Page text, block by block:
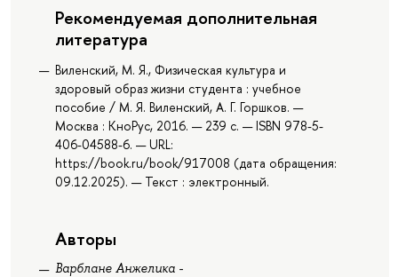
Рекомендуемая дополнительная
литература
Виленский, М. Я., Физическая культура и
здоровый образ жизни студента : учебное
пособие / М. Я. Виленский, А. Г. Горшков. —
Москва : КноРус, 2016. — 239 с. — ISBN 978-5-
406-04588-6. — URL:
https://book.ru/book/917008 (дата обращения:
09.12.2025). — Текст : электронный.
Авторы
Варблане Анжелика -